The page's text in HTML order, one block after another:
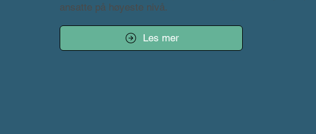
ansatte på høyeste nivå.
Les mer